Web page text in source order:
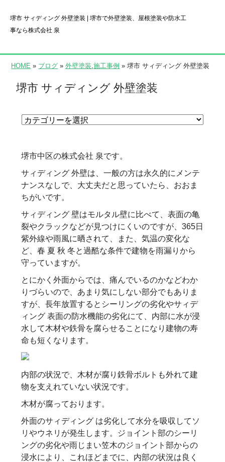
堺市 サィディング 外壁塗装 | 堺市で外壁塗装、屋根塗装や防水工
事なら株式会社 泉
HOME » ブログ »外壁塗装,施工事例 » 堺市 サィディング 外壁塗装
堺市 サィディング 外壁塗装
堺市中区の株式会社 泉です。
サィディング 外壁は、一般の方は永久的にメンテ
ナンスなしで、大丈夫だと思っていたら、おおま
ちがいです。
サィディング 壁はモルタル壁に比べて、表面の亀
裂やクラックなどが見つけにくいのですが、365日
紫外線や雨風に晒されて、また、気温の変化な
ど、春 夏 秋 冬と過酷な条件で建物を雨漏りから
守っていますが。
とにかく外面からでは、痛んでいるのかなどわか
りづらいので、あまり気にしない部分でもありま
すが、長年放置するとシーリングの劣化やサィデ
ィング 表面の防水機能の劣化にて、内部に水が浸
水して木材や鉄骨を腐らせることになり建物の寿
命も短くなります。
内部の状況で、木材が腐り鉄骨ボルトも外れて建
物を支えれていない状況です。
木材が腐っております。
外面のサィディング は劣化して水分を吸収してソ
リやウネリが発生します。ジョイント部のシーリ
ングの劣化や雨じまい笠木のジョイント部からの
浸水により、これほどまでに、内部の状況は良く